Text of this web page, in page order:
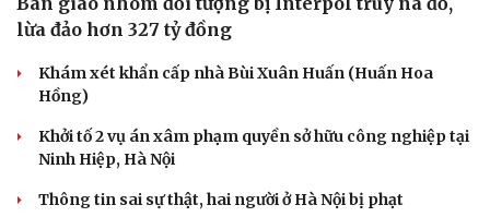
lừa đảo hơn 327 tỷ đồng
Khám xét khẩn cấp nhà Bùi Xuân Huấn (Huấn Hoa
Hồng)
Khởi tố 2 vụ án xâm phạm quyền sở hữu công nghiệp tại
Ninh Hiệp, Hà Nội
Thông tin sai sự thật, hai người ở Hà Nội bị phạt